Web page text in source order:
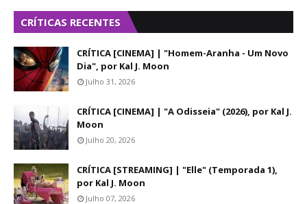
CRÍTICAS RECENTES
CRÍTICA [CINEMA] | "Homem-Aranha - Um Novo
Dia", por Kal J. Moon
Julho 31, 2026
CRÍTICA [CINEMA] | "A Odisseia" (2026), por Kal J.
Moon
Julho 20, 2026
CRÍTICA [STREAMING] | "Elle" (Temporada 1),
por Kal J. Moon
Julho 07, 2026